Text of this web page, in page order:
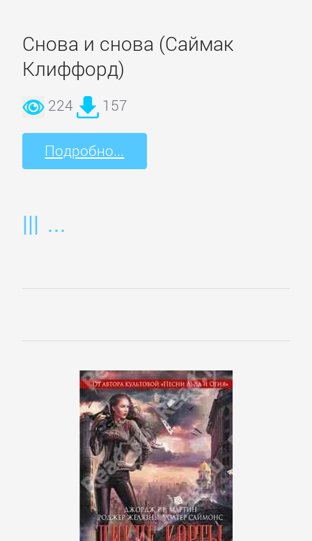
Снова и снова (Саймак
Клиффорд)
224 157
Подробно...
Интернет
Компьютерное
Железо
Компьютеры:
ЛЮБОВНЫЕ
РОМАНЫ
Зарубежные
любовные